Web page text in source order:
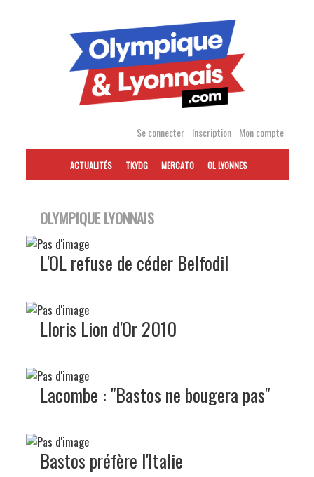
Se connecter Inscription Mon compte
ACTUALITÉS TKYDG MERCATO OL LYONNES
OLYMPIQUE LYONNAIS
L'OL refuse de céder Belfodil
Lloris Lion d'Or 2010
Lacombe : "Bastos ne bougera pas"
Bastos préfère l'Italie